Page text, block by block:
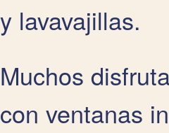
y lavavajillas.
Muchos
con ventanas